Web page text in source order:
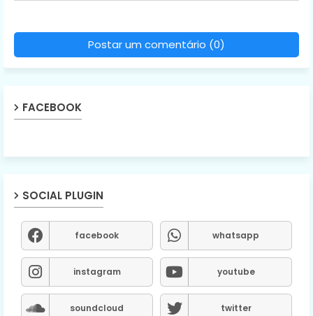
Postar um comentário (0)
FACEBOOK
SOCIAL PLUGIN
facebook whatsapp
instagram youtube
soundcloud twitter